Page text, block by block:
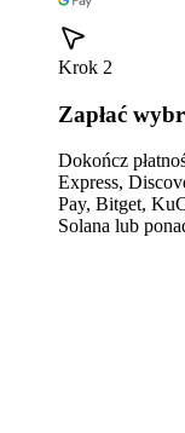
Krok 2
Zapłać
Dokończ
Express,
Pay, Bitget,
Solana lub